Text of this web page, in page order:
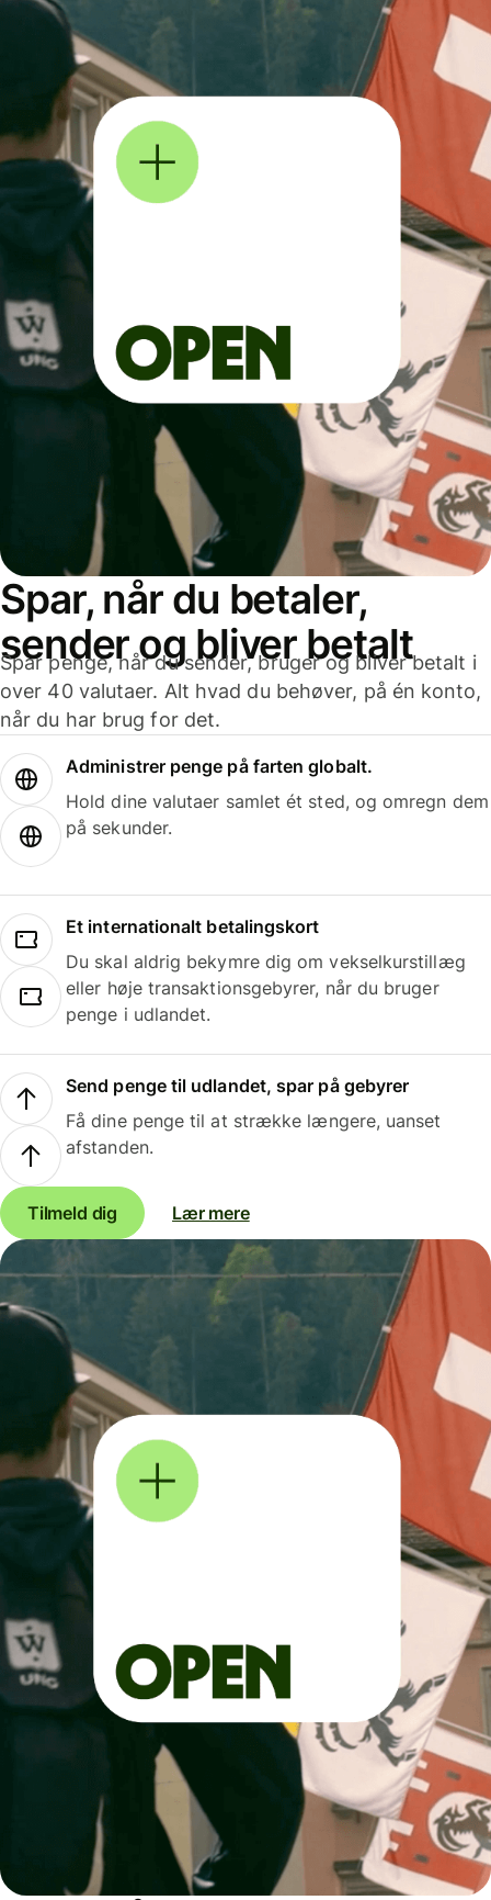
Spar, når du betaler,
sender og bliver betalt
Spar penge, når du sender, bruger og bliver betalt i
over 40 valutaer. Alt hvad du behøver, på én konto,
når du har brug for det.
Administrer penge på farten globalt.
Hold dine valutaer samlet ét sted, og omregn dem
på sekunder.
Et internationalt betalingskort
Du skal aldrig bekymre dig om vekselkurstillæg
eller høje transaktionsgebyrer, når du bruger
penge i udlandet.
Send penge til udlandet, spar på gebyrer
Få dine penge til at strække længere, uanset
afstanden.
Tilmeld dig Lær mere